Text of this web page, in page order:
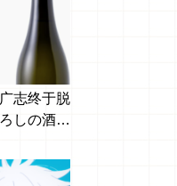
志终于脱
しの酒